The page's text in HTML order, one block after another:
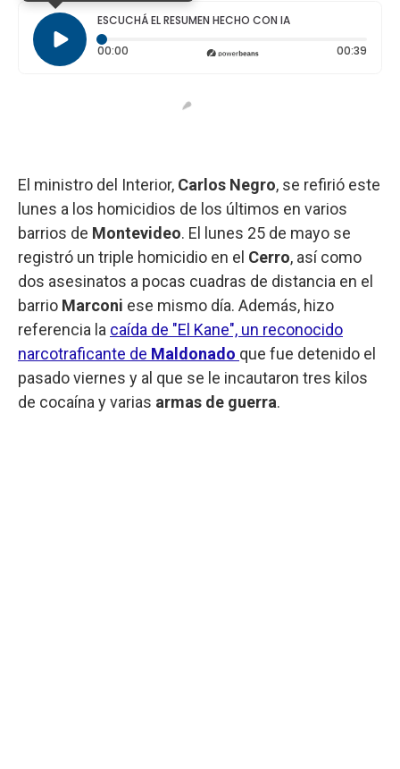
ESCUCHÁ EL RESUMEN HECHO CON IA
00:00 Tiempo transcurrido: 0 segundos 00:39
El ministro del Interior, Carlos Negro, se refirió este
lunes a los homicidios de los últimos en varios
barrios de Montevideo. El lunes 25 de mayo se
registró un triple homicidio en el Cerro, así como
dos asesinatos a pocas cuadras de distancia en el
barrio Marconi ese mismo día. Además, hizo
referencia la caída de "El Kane", un reconocido
narcotraficante de Maldonado que fue detenido el
pasado viernes y al que se le incautaron tres kilos
de cocaína y varias armas de guerra.